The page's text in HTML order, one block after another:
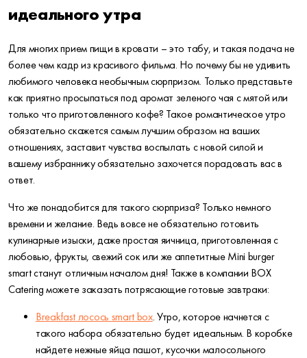
идеального утра
Для многих прием пищи в кровати – это табу, и такая подача не
более чем кадр из красивого фильма. Но почему бы не удивить
любимого человека необычным сюрпризом. Только представьте
как приятно просыпаться под аромат зеленого чая с мятой или
только что приготовленного кофе? Такое романтическое утро
обязательно скажется самым лучшим образом на ваших
отношениях, заставит чувства воспылать с новой силой и
вашему избраннику обязательно захочется порадовать вас в
ответ.
Что же понадобится для такого сюрприза? Только немного
времени и желание. Ведь вовсе не обязательно готовить
кулинарные изыски, даже простая яичница, приготовленная с
любовью, фрукты, свежий сок или же аппетитные Mini burger
smart станут отличным началом дня! Также в компании BOX
Catering можете заказать потрясающие готовые завтраки:
Breakfast лосось smart box. Утро, которое начнется с
такого набора обязательно будет идеальным. В коробке
найдете нежные яйца пашот, кусочки малосольного